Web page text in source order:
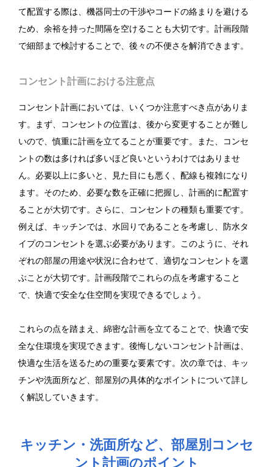
て配置する際は、機器同士の干渉やコードの絡まりを避ける
ため、余裕を持った間隔を空けることも大切です。計画段階
で細部まで検討することで、後々の不便さを解消できます。
コンセント計画における注意点
コンセント計画においては、いくつか注意すべき点がありま
す。まず、コンセントの位置は、後から変更することが難し
いので、慎重に計画を立てることが重要です。また、コンセ
ントの数は多ければ多いほど良いというわけではありませ
ん。必要以上に多いと、見た目にも悪く、配線も複雑になり
ます。そのため、必要な数を正確に把握し、計画的に配置す
ることが大切です。さらに、コンセントの種類も重要です。
例えば、キッチンでは、水回りであることを考慮し、防水タ
イプのコンセントを選ぶ必要があります。このように、それ
ぞれの部屋の用途や状況に合わせて、適切なコンセントを選
ぶことが大切です。計画段階でこれらの点を考慮すること
で、快適で安全な住空間を実現できるでしょう。
これらの点を踏まえ、綿密な計画を立てることで、快適で安
全な住環境を実現できます。後悔しないコンセント計画は、
快適な生活を送るための重要な要素です。次の章では、キッ
チンや洗面所など、部屋別の具体的なポイントについて詳し
く解説していきます。
キッチン・洗面所など、部屋別コンセ
ント計画のポイント